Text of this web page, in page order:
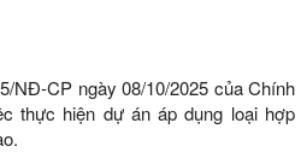
NĐ-CP ngày 08/10/2025 của Chính
thực hiện dự án áp dụng loại hợp